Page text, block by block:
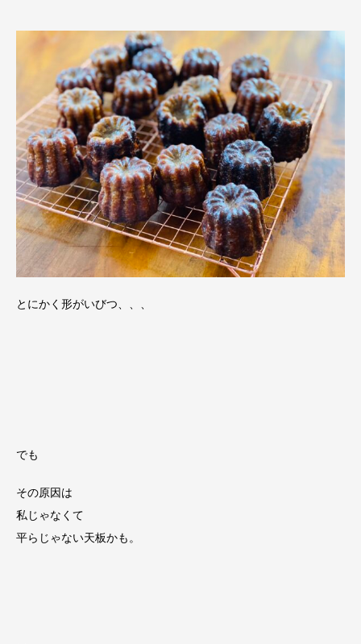
とにかく形がいびつ、、、
でも
その原因は
私じゃなくて
平らじゃない天板かも。